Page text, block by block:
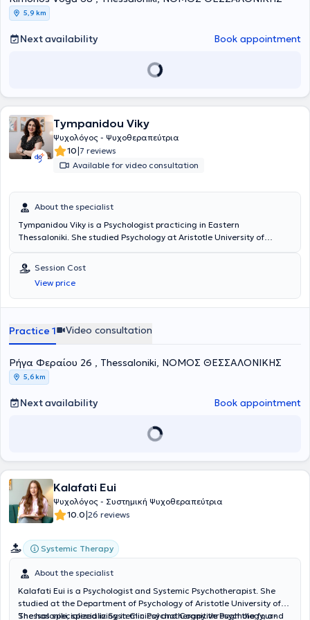
5,9 km
Next availability Book appointment
Tympanidou Viky
Ψυχολόγος - Ψυχοθεραπεύτρια
10|7 reviews
Available for video consultation
About the specialist
Tympanidou Viky is a Psychologist practicing in Eastern
Thessaloniki. She studied Psychology at Aristotle University of
in Developmental Psychopathology (MSc) at the Faculty of Medicine
of Aristotle University. She has completed a four-year training
program in Systemic and Family Counseling and Therapy, as well as
additional training in systemic child therapy and systemic parent
and in counseling and support for adults, children, adolescents, and
families experiencing loss or serious illness. She has extensive
psychosocial support, counseling, and psychotherapy to adults,
adolescents, parents, and families.
Session Cost
View price
Practice 1 Video consultation
Ρήγα Φεραίου 26 , Thessaloniki, ΝΟΜΟΣ ΘΕΣΣΑΛΟΝΙΚΗΣ
5,6 km
Next availability Book appointment
Kalafati Eui
Ψυχολόγος - Συστημική Ψυχοθεραπεύτρια
10.0|26 reviews
Systemic Therapy
About the specialist
Kalafati Eui is a Psychologist and Systemic Psychotherapist. She
studied at the Department of Psychology of Aristotle University of
Thessaloniki, specializing in Clinical and Cognitive Psychology, and
She has specialized in Systemic Psychotherapy through the four-